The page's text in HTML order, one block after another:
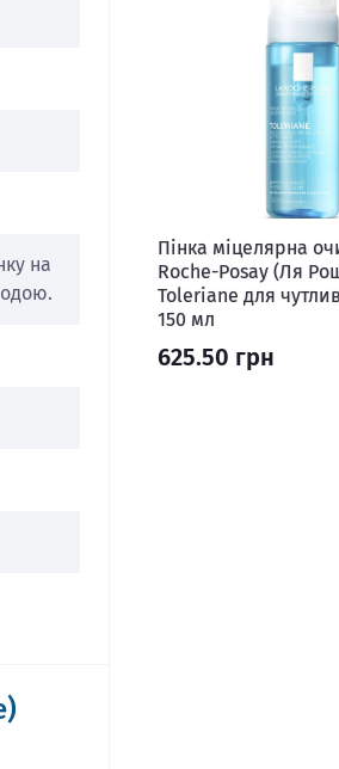
на
Пінка міцелярна
Roche-Posay (Ля
Toleriane для
150 мл
625.50 грн